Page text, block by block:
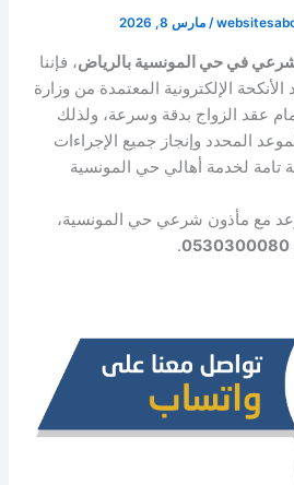
/مارس 8, 2026
في حي المونسية بالرياض، فإننا
الإلكترونية المعتمدة من وزارة
عقد الزواج بدقة وسرعة، ولذلك
المحدد وإنجاز جميع الإجراءات
تامة لخدمة أهالي حي المونسية
مع مأذون شرعي حي المونسية،
0530300080
.